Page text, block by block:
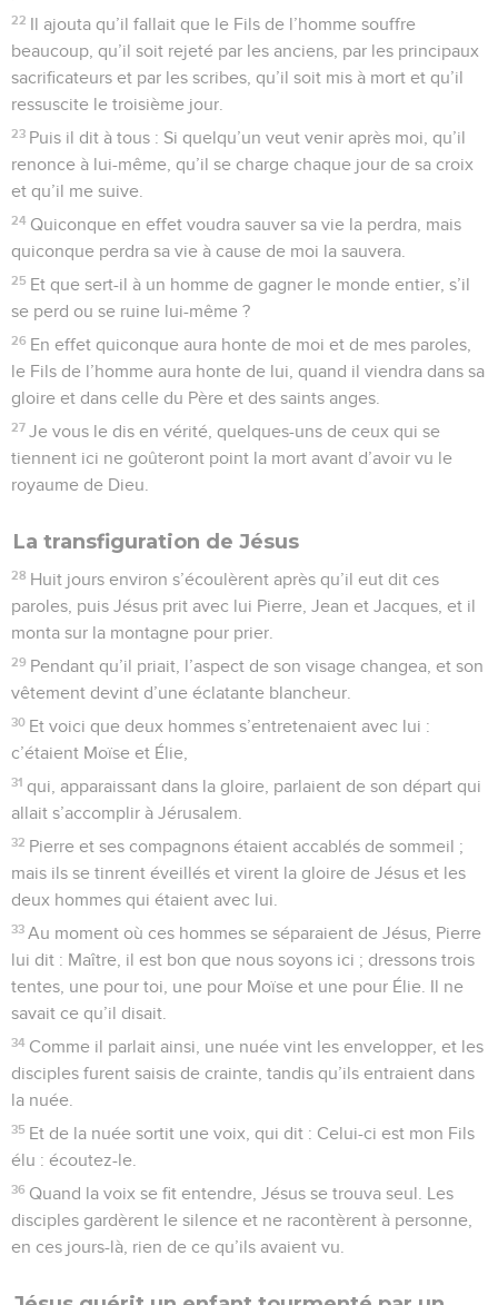
22 Il ajouta qu’il fallait que le Fils de l’homme souffre
beaucoup, qu’il soit rejeté par les anciens, par les principaux
sacrificateurs et par les scribes, qu’il soit mis à mort et qu’il
ressuscite le troisième jour.
23 Puis il dit à tous : Si quelqu’un veut venir après moi, qu’il
renonce à lui-même, qu’il se charge chaque jour de sa croix
et qu’il me suive.
24 Quiconque en effet voudra sauver sa vie la perdra, mais
quiconque perdra sa vie à cause de moi la sauvera.
25 Et que sert-il à un homme de gagner le monde entier, s’il
se perd ou se ruine lui-même ?
26 En effet quiconque aura honte de moi et de mes paroles,
le Fils de l’homme aura honte de lui, quand il viendra dans sa
gloire et dans celle du Père et des saints anges.
27 Je vous le dis en vérité, quelques-uns de ceux qui se
tiennent ici ne goûteront point la mort avant d’avoir vu le
royaume de Dieu.
La transfiguration de Jésus
28 Huit jours environ s’écoulèrent après qu’il eut dit ces
paroles, puis Jésus prit avec lui Pierre, Jean et Jacques, et il
monta sur la montagne pour prier.
29 Pendant qu’il priait, l’aspect de son visage changea, et son
vêtement devint d’une éclatante blancheur.
30 Et voici que deux hommes s’entretenaient avec lui :
c’étaient Moïse et Élie,
31 qui, apparaissant dans la gloire, parlaient de son départ qui
allait s’accomplir à Jérusalem.
32 Pierre et ses compagnons étaient accablés de sommeil ;
mais ils se tinrent éveillés et virent la gloire de Jésus et les
deux hommes qui étaient avec lui.
33 Au moment où ces hommes se séparaient de Jésus, Pierre
lui dit : Maître, il est bon que nous soyons ici ; dressons trois
tentes, une pour toi, une pour Moïse et une pour Élie. Il ne
savait ce qu’il disait.
34 Comme il parlait ainsi, une nuée vint les envelopper, et les
disciples furent saisis de crainte, tandis qu’ils entraient dans
la nuée.
35 Et de la nuée sortit une voix, qui dit : Celui-ci est mon Fils
élu : écoutez-le.
36 Quand la voix se fit entendre, Jésus se trouva seul. Les
disciples gardèrent le silence et ne racontèrent à personne,
en ces jours-là, rien de ce qu’ils avaient vu.